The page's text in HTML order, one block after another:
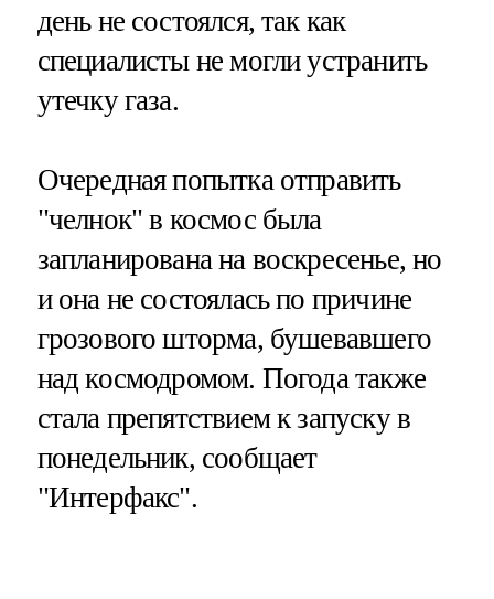
день не состоялся, так как
специалисты не могли устранить
утечку газа.
Очередная попытка отправить
"челнок" в космос была
запланирована на воскресенье, но
и она не состоялась по причине
грозового шторма, бушевавшего
над космодромом. Погода также
стала препятствием к запуску в
понедельник, сообщает
"Интерфакс".